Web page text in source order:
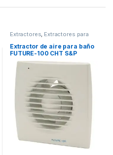
Extractores, Extractores para
Extractor de aire para baño
FUTURE-100 CHT S&P